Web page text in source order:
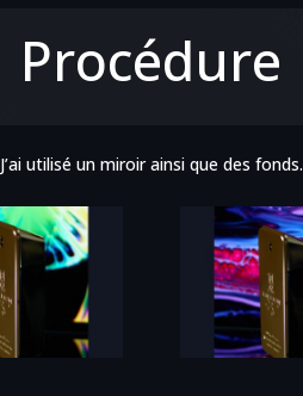
Procédure
J’ai utilisé un miroir ainsi que des fonds.